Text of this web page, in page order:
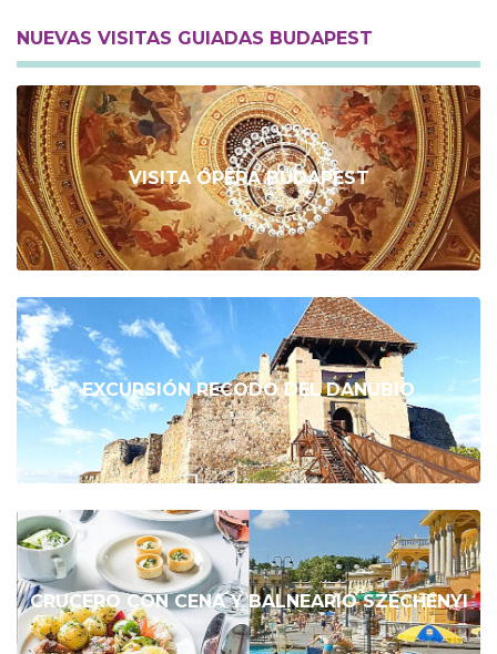
NUEVAS VISITAS GUIADAS BUDAPEST
VISITA ÓPERA BUDAPEST
EXCURSIÓN RECODO DEL DANUBIO
CRUCERO CON CENA Y BALNEARIO SZÉCHENYI